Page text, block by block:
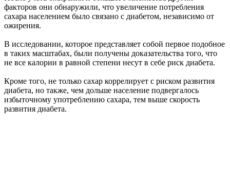
факторов они обнаружили, что увеличение потребления
сахара населением было связано с диабетом, независимо от
ожирения.
В исследовании, которое представляет собой первое подобное
в таких масштабах, были получены доказательства того, что
не все калории в равной степени несут в себе риск диабета.
Кроме того, не только сахар коррелирует с риском развития
диабета, но также, чем дольше население подвергалось
избыточному употреблению сахара, тем выше скорость
развития диабета.